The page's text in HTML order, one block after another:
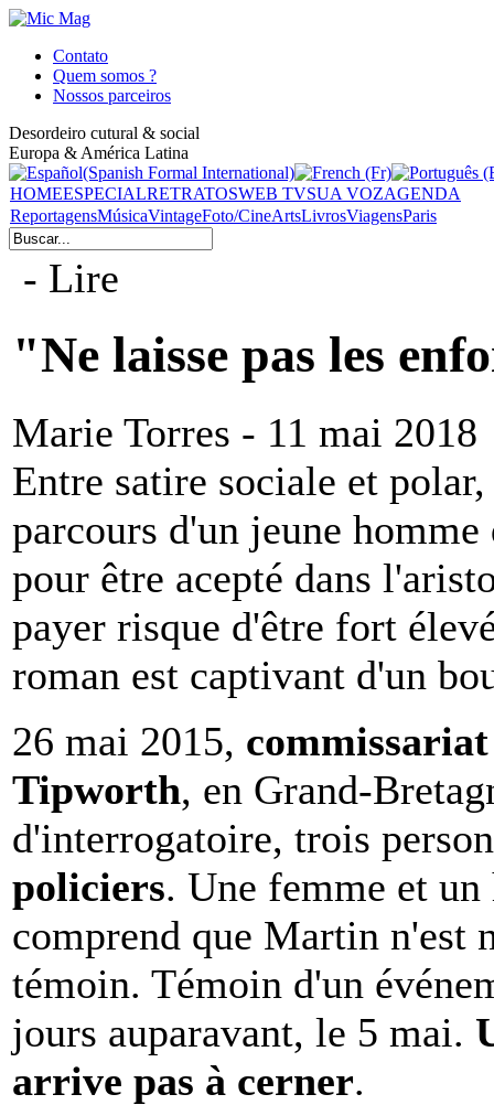
Contato
Quem somos ?
Nossos parceiros
Desordeiro cutural & social
Europa & América Latina
HOMEESPECIALRETRATOSWEB TVSUA VOZAGENDA
ReportagensMúsicaVintageFoto/CineArtsLivrosViagensParis
- Lire
"Ne laisse pas les
Marie Torres - 11 mai 2018
Entre satire sociale et
parcours d'un jeune
pour être acepté dans
payer risque d'être fort
roman est captivant d'un
26 mai 2015,
Tipworth, en Grand-
d'interrogatoire, trois
policiers. Une femme et
comprend que Martin n'est
témoin. Témoin d'un
jours auparavant, le 5 mai.
arrive pas à cerner.